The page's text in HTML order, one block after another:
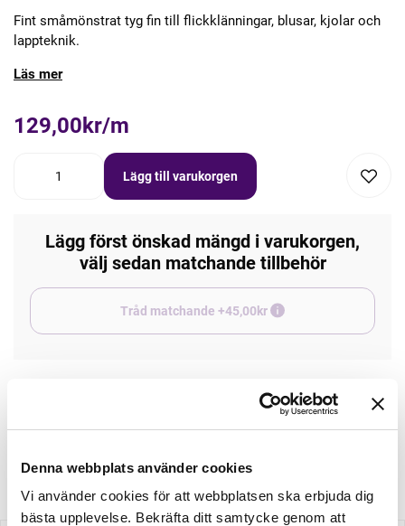
Denna webbplats använder cookies
Vi använder cookies för att webbplatsen ska erbjuda dig
bästa upplevelse. Bekräfta ditt samtycke genom att
Fint småmönstrat tyg fin till flickklänningar, blusar, kjolar och
lappteknik.
Läs mer
129,00kr/m
Lägg till varukorgen
Lägg först önskad mängd i varukorgen,
välj sedan matchande tillbehör
Tråd matchande +45,00kr